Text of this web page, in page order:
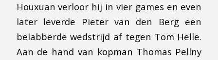
Houxuan verloor hij in vier games en even
later leverde Pieter van den Berg een
belabberde wedstrijd af tegen Tom Helle.
Aan de hand van kopman Thomas Pellny